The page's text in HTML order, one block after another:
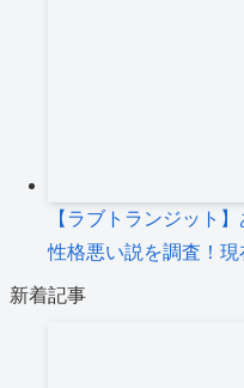
【ラブトランジット
性格悪い説を調査！現
新着記事